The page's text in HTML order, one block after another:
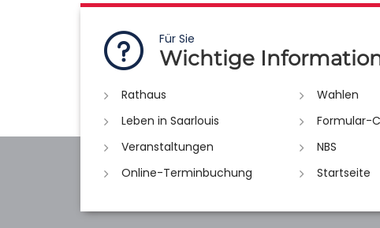
Für Sie
Wichtige
Rathaus
Wahlen
Leben in Saarlouis
Formular-
Veranstaltungen
NBS
Online-Terminbuchung
Startseite